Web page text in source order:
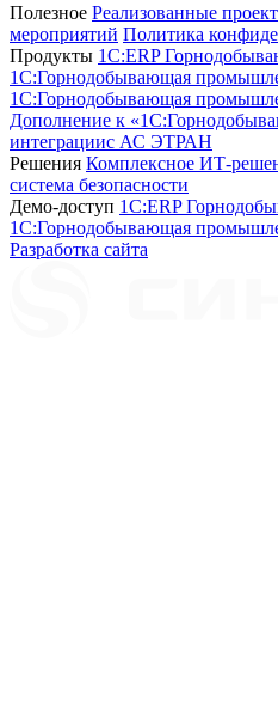
Полезное Реализованные
мероприятий Политика
Продукты 1C:ERP
1C:Горнодобывающая
1C:Горнодобывающая
Дополнение к
интеграциис АС ЭТРАН
Решения Комплексное ИТ-
система безопасности
Демо-доступ 1С:ERP
1С:Горнодобывающая
Разработка сайта